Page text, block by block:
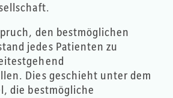
den bestmöglichen
jedes Patienten zu
Dies geschieht unter dem
die bestmögliche